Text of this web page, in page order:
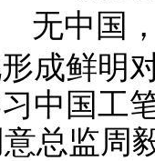
无中国
成鲜明
中国工
总监周